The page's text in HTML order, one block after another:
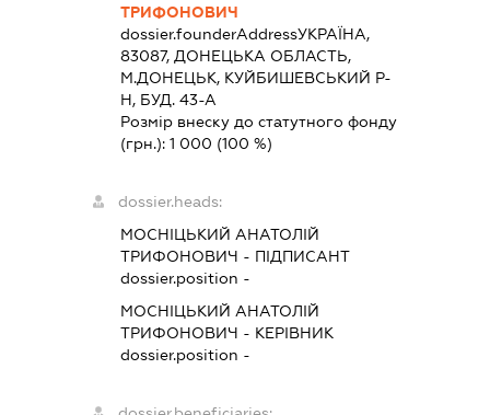
ТРИФОНОВИЧ
dossier.founderAddressУКРАЇНА,
83087, ДОНЕЦЬКА ОБЛАСТЬ,
М.ДОНЕЦЬК, КУЙБИШЕВСЬКИЙ Р-
Н, БУД. 43-А
Розмір внеску до статутного фонду
(грн.): 1 000 (100 %)
dossier.heads:
МОСНІЦЬКИЙ АНАТОЛІЙ
ТРИФОНОВИЧ - ПІДПИСАНТ
dossier.position -
МОСНІЦЬКИЙ АНАТОЛІЙ
ТРИФОНОВИЧ - КЕРІВНИК
dossier.position -